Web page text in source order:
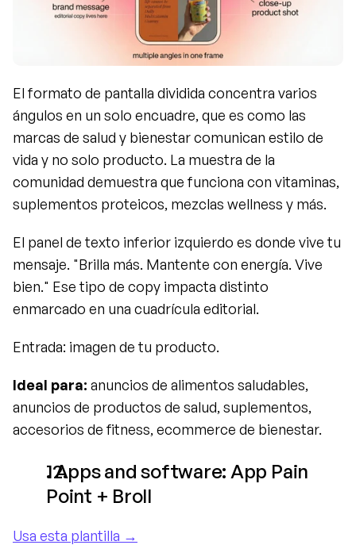
El formato de pantalla dividida concentra varios
ángulos en un solo encuadre, que es como las
marcas de salud y bienestar comunican estilo de
vida y no solo producto. La muestra de la
comunidad demuestra que funciona con vitaminas,
suplementos proteicos, mezclas wellness y más.
El panel de texto inferior izquierdo es donde vive tu
mensaje. "Brilla más. Mantente con energía. Vive
bien." Ese tipo de copy impacta distinto
enmarcado en una cuadrícula editorial.
Entrada: imagen de tu producto.
Ideal para: anuncios de alimentos saludables,
anuncios de productos de salud, suplementos,
accesorios de fitness, ecommerce de bienestar.
. Apps and software: App Pain
Point + Broll
Usa esta plantilla →